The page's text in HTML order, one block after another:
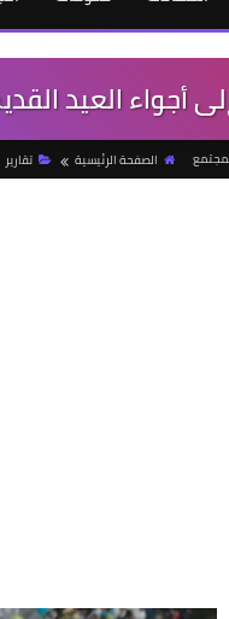
أجواء العيد
الصفحة الرئيسية تقارير